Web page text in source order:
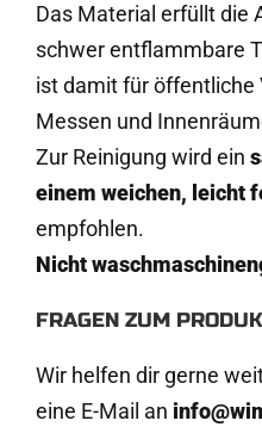
Das Material erfüllt die
schwer entflammbare
ist damit für öffentliche
Messen und
Zur Reinigung wird ein
einem weichen, leicht
empfohlen.
Nicht
FRAGEN ZUM
Wir helfen dir gerne
eine E-Mail an